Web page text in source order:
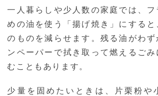
一人暮らしや少人数の家庭では、フ
めの油を使う「揚げ焼き」にすると
のものを減らせます。残る油がわず
ンペーパーで拭き取って燃えるご
むこともあります。
少量を固めたいときは、片栗粉や